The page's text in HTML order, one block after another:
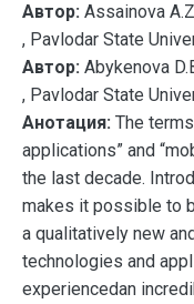
Автор: Assainova
, Pavlodar State
Автор: Abykenova
, Pavlodar State
Анотация: The
applications” and
the last decade.
makes it possible to
a qualitatively new
technologies and
experiencedan